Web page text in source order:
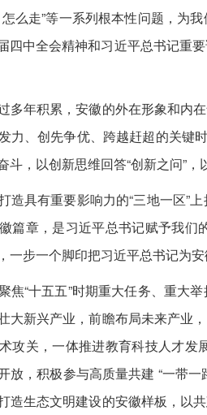
么走”等一系列根本性问题，为
四中全会精神和习近平总书记重
年积累，安徽的外在形象和内在
力、创先争优、跨越赶超的关键
斗，以创新思维回答“创新之问”
具有重要影响力的“三地一区”上
篇章，是习近平总书记赋予我
一步一个脚印把习近平总书记为
“十五五”时期重大任务、重大举
大新兴产业，前瞻布局未来产业
攻关，一体推进教育科技人才
放，积极参与高质量共建 “一带
造生态文明建设的安徽样板，以